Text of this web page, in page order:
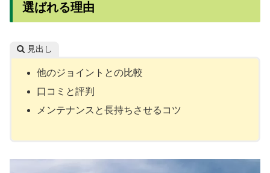
選ばれる理由
見出し
他のジョイントとの比較
口コミと評判
メンテナンスと長持ちさせるコツ